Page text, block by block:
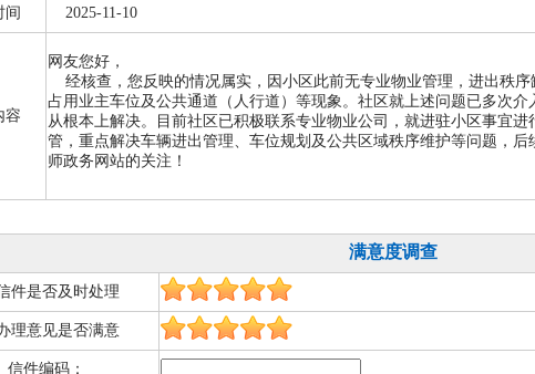
间 2025-11-10
容
网友您好，
经核查，您反映的情况属实，因小区此前无专业物业管理，进出秩序
占用业主车位及公共通道（人行道）等现象。社区就上述问题已多次
从根本上解决。目前社区已积极联系专业物业公司，就进驻小区事宜
管，重点解决车辆进出管理、车位规划及公共区域秩序维护等问题，
师政务网站的关注！
满意度调查
件是否及时处理
理意见是否满意
信件编码：